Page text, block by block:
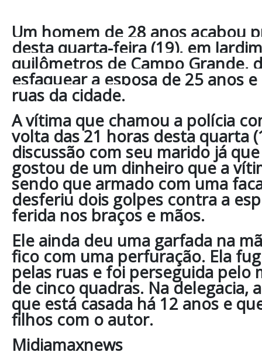
Um homem de 28 anos acabou
desta quarta-feira (19), em
quilômetros de Campo Grande,
esfaquear a esposa de 25 anos
ruas da cidade.
A vítima que chamou a polícia
volta das 21 horas desta quarta
discussão com seu marido já
gostou de um dinheiro que a
sendo que armado com uma
desferiu dois golpes contra a
ferida nos braços e mãos.
Ele ainda deu uma garfada na
fico com uma perfuração. Ela
pelas ruas e foi perseguida pelo
de cinco quadras. Na delegacia,
que está casada há 12 anos e
filhos com o autor.
Midiamaxnews